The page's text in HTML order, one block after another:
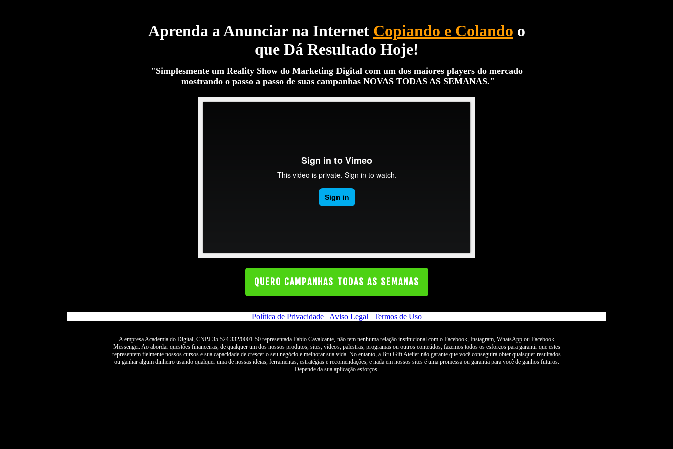
Aprenda aAnunciar na Internet Copiando e Colando o
que Dá Resultado Hoje!
"Simplesmente um Reality Show do Marketing Digitalcom um dos maiores players do mercado
mostrando o passo a passode suas campanhasNOVAS TODAS AS SEMANAS."
QUERO CAMPANHAS TODAS AS SEMANAS
Política de Privacidade| Aviso Legal Termos de Uso
A empresa Academia do Digital, CNPJ 35.524.332/0001-50 representada Fabio Cavalcante, não tem nenhuma relação institucional com o Facebook, Instagram, WhatsApp ou Facebook
Messenger. Ao abordar questões financeiras, de qualquer um dos nossos produtos, sites, vídeos, palestras, programas ou outros conteúdos, fazemos todos os esforços para garantir que estes
representem fielmente nossos cursos e sua capacidade de crescer o seu negócio e melhorar sua vida. No entanto, a Bru Gift Atelier não garante que você conseguirá obter quaisquer resultados
ou ganhar algum dinheiro usando qualquer uma de nossas ideias, ferramentas, estratégias e recomendações, e nada em nossos sites é uma promessa ou garantia para você de ganhos futuros.
Depende da sua aplicação esforços.